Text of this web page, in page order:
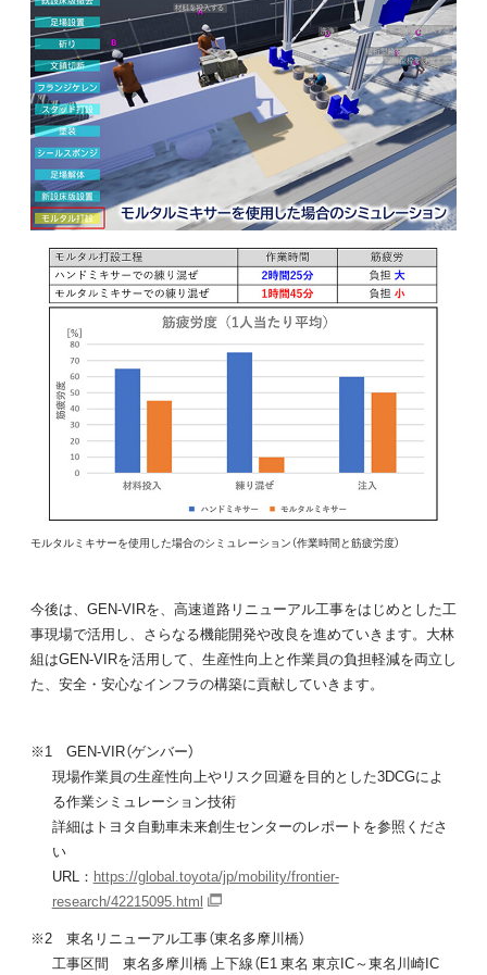
モルタルミキサーを使用した場合のシミュレーション（作業時間と筋疲労度）
今後は、GEN-VIRを、高速道路リニューアル工事をはじめとした工
事現場で活用し、さらなる機能開発や改良を進めていきます。大林
組はGEN-VIRを活用して、生産性向上と作業員の負担軽減を両立し
た、安全・安心なインフラの構築に貢献していきます。
※1 GEN-VIR（ゲンバー）
現場作業員の生産性向上やリスク回避を目的とした3DCGによ
る作業シミュレーション技術
詳細はトヨタ自動車未来創生センターのレポートを参照くださ
い
URL： https://global.toyota/jp/mobility/frontier-
research/42215095.html
※2 東名リニューアル工事（東名多摩川橋）
工事区間 東名多摩川橋 上下線（E1 東名 東京IC～東名川崎IC